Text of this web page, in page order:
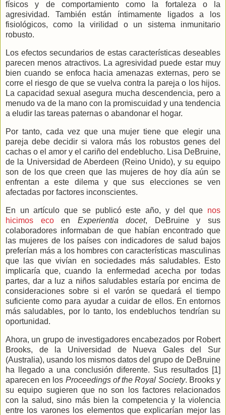
físicos y de comportamiento como la fortaleza o la
agresividad. También están íntimamente ligados a los
fisiológicos, como la virilidad o un sistema inmunitario
robusto.
Los efectos secundarios de estas características deseables
parecen menos atractivos. La agresividad puede estar muy
bien cuando se enfoca hacia amenazas externas, pero se
corre el riesgo de que se vuelva contra la pareja o los hijos.
La capacidad sexual asegura mucha descendencia, pero a
menudo va de la mano con la promiscuidad y una tendencia
a eludir las tareas paternas o abandonar el hogar.
Por tanto, cada vez que una mujer tiene que elegir una
pareja debe decidir si valora más los robustos genes del
cachas o el amor y el cariño del endeblucho. Lisa DeBruine,
de la Universidad de Aberdeen (Reino Unido), y su equipo
son de los que creen que las mujeres de hoy día aún se
enfrentan a este dilema y que sus elecciones se ven
afectadas por factores inconscientes.
En un artículo que se publicó este año, y del que nos
hicimos ecoen Experientia docet, DeBruine y sus
colaboradores informaban de que habían encontrado que
las mujeres de los países con indicadores de salud bajos
preferían más a los hombres con características masculinas
que las que vivían en sociedades más saludables. Esto
implicaría que, cuando la enfermedad acecha por todas
partes, dar a luz a niños saludables estaría por encima de
consideraciones sobre si el varón se quedará el tiempo
suficiente como para ayudar a cuidar de ellos. En entornos
más saludables, por lo tanto, los endebluchos tendrían su
oportunidad.
Ahora, un grupo de investigadores encabezados por Robert
Brooks, de la Universidad de Nueva Gales del Sur
(Australia), usando los mismos datos del grupo de DeBruine
ha llegado a una conclusión diferente. Sus resultados [1]
aparecen en los Proceedings of the Royal Society. Brooks y
su equipo sugieren que no son los factores relacionados
con la salud, sino más bien la competencia y la violencia
entre los varones los elementos que explicarían mejor las